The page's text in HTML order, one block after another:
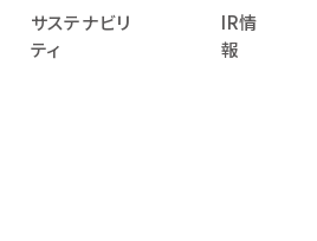
サステナビリ
ティ
IR情
報